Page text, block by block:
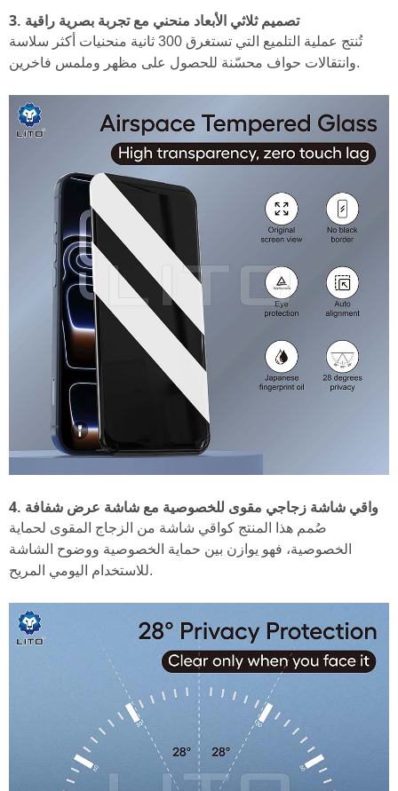
3. تصميم ثلاثي الأبعاد منحني مع تجربة بصرية راقية
تُنتج عملية التلميع التي تستغرق 300 ثانية منحنيات أكثر سلاسة
وانتقالات حواف محسّنة للحصول على مظهر وملمس فاخرين.
4. واقي شاشة زجاجي مقوى للخصوصية مع شاشة عرض شفافة
صُمم هذا المنتج كواقي شاشة من الزجاج المقوى لحماية
الخصوصية، فهو يوازن بين حماية الخصوصية ووضوح الشاشة
للاستخدام اليومي المريح.